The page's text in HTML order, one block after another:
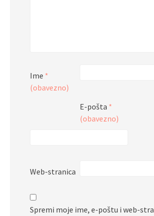
Ime *
(obavezno)
E-pošta *
(obavezno)
Web-stranica
Spremi moje ime, e-poštu i web-